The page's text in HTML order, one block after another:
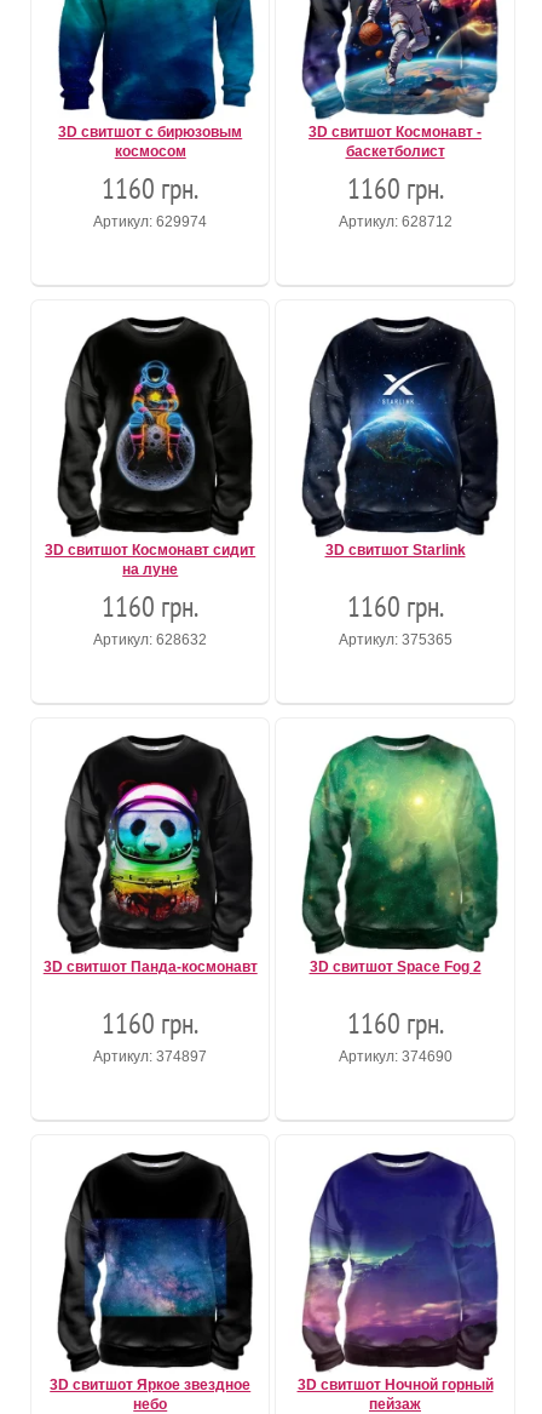
3D свитшот с бирюзовым
космосом
1160 грн.
Артикул: 629974
3D свитшот Космонавт -
баскетболист
1160 грн.
Артикул: 628712
3D свитшот Космонавт сидит
на луне
1160 грн.
Артикул: 628632
3D свитшот Starlink
1160 грн.
Артикул: 375365
3D свитшот Панда-космонавт
1160 грн.
Артикул: 374897
3D свитшот Space Fog 2
1160 грн.
Артикул: 374690
3D свитшот Яркое звездное
небо
3D свитшот Ночной горный
пейзаж